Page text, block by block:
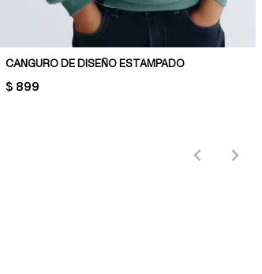
CANGURO DE DISEÑO ESTAMPADO
PRICE:
$ 899